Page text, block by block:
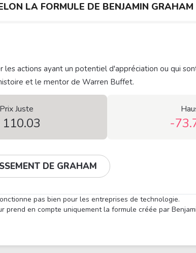
LA FORMULE DE BENJAMIN GRAHAM
actions ayant un potentiel d'appréciation ou qui
et le mentor de Warren Buffet.
Prix Juste
-
DE GRAHAM
pas bien pour les entreprises de technologie.
en compte uniquement la formule créée par